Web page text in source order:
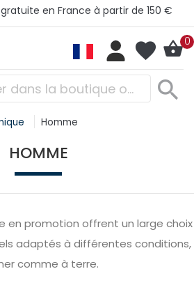
gratuite en France à partir de 150 €
0
Homme
HOMME
en promotion offrent un large choix
adaptés à différentes conditions,
comme à terre.